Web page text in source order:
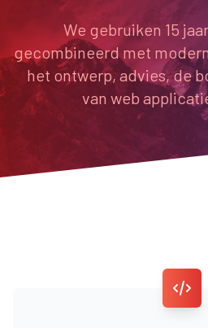
We gebruiken 15
gecombineerd met
het ontwerp, advies, de
van web